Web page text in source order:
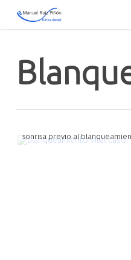
sonrisa previo al